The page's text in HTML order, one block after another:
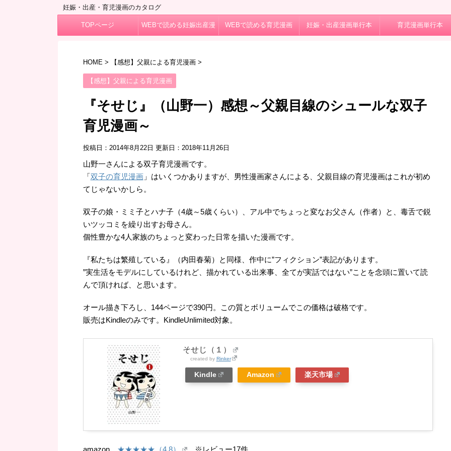
妊娠・出産・育児漫画のカタログ
TOPページ WEBで読める妊娠出産漫 WEBで読める育児漫画 妊娠・出産漫画単行本 育児漫画単行本
HOME> 【感想】父親による育児漫画 >
【感想】父親による育児漫画
『そせじ』（山野一）感想～父親目線のシュールな双子
育児漫画～
投稿日：2014年8月22日 更新日： 2018年11月26日
山野一さんによる双子育児漫画です。
「双子の育児漫画」はいくつかありますが、男性漫画家さんによる、父親目線の育児漫画はこれが初め
てじゃないかしら。
双子の娘・ミミ子とハナ子（4歳～5歳くらい）、アル中でちょっと変なお父さん（作者）と、毒舌で鋭
いツッコミを繰り出すお母さん。
個性豊かな4人家族のちょっと変わった日常を描いた漫画です。
『私たちは繁殖している』（内田春菊）と同様、作中に”フィクション”表記があります。
”実生活をモデルにしているけれど、描かれている出来事、全てが実話ではない”ことを念頭に置いて読
んで頂ければ、と思います。
オール描き下ろし、144ページで390円。この質とボリュームでこの価格は破格です。
販売はKindleのみです。KindleUnlimited対象。
そせじ（１）
created by Rinker
Kindle Amazon 楽天市場